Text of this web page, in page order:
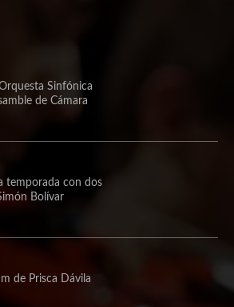
Sinfónica
de Cámara
temporada con dos
Bolívar
de Prisca Dávila